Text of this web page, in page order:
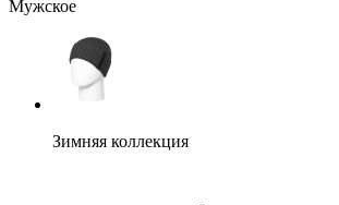
Мужское
Зимняя коллекция